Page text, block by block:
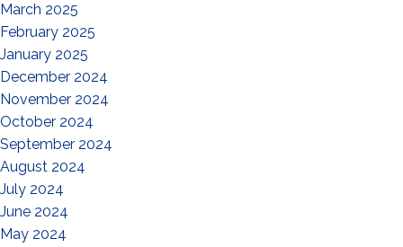
March 2025
February 2025
January 2025
December 2024
November 2024
October 2024
September 2024
August 2024
July 2024
June 2024
May 2024